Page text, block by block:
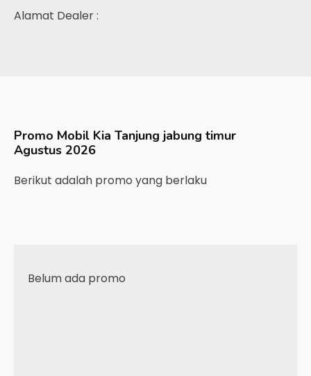
Alamat Dealer :
Promo Mobil Kia Tanjung jabung timur
Agustus 2026
Berikut adalah promo yang berlaku
Belum ada promo